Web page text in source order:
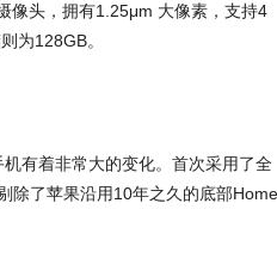
像头，拥有1.25μm 大像素，支持4
为128GB。
有着非常大的变化。首次采用了全
除了苹果沿用10年之久的底部Home